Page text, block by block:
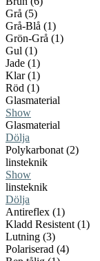
Grå (5)
Grå-Blå (1)
Grön-Grå (1)
Gul (1)
Jade (1)
Klar (1)
Röd (1)
Glasmaterial
Show
Glasmaterial
Dölja
Polykarbonat (2)
linsteknik
Show
linsteknik
Dölja
Antireflex (1)
Kladd Resistent (1)
Lutning (3)
Polariserad (4)